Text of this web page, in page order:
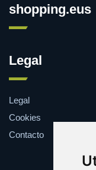
shopping.eus
Legal
Legal
Cookies
Contacto